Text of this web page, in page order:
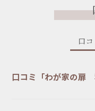
口
口コミ「わが家の扉